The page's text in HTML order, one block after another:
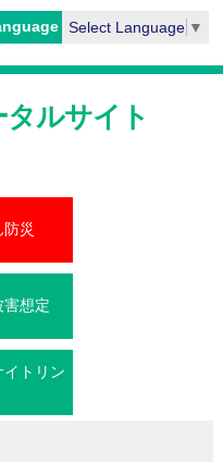
Select Language ▼
ルサイト
防災
害想定
イトリン